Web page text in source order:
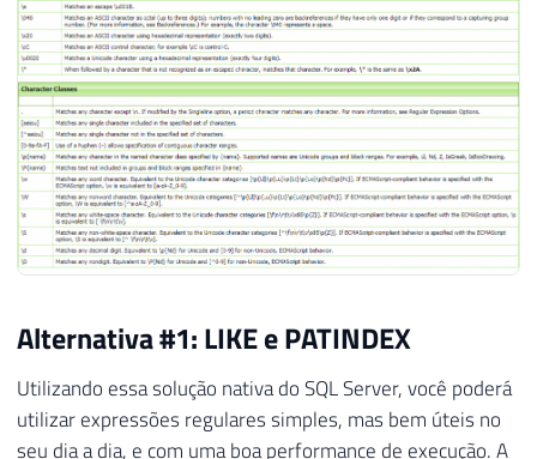
Alternativa #1: LIKE e PATINDEX
Utilizando essa solução nativa do SQL Server, você poderá
utilizar expressões regulares simples, mas bem úteis no
seu dia a dia, e com uma boa performance de execução. A